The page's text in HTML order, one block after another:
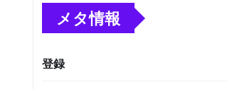
メタ情報
登録